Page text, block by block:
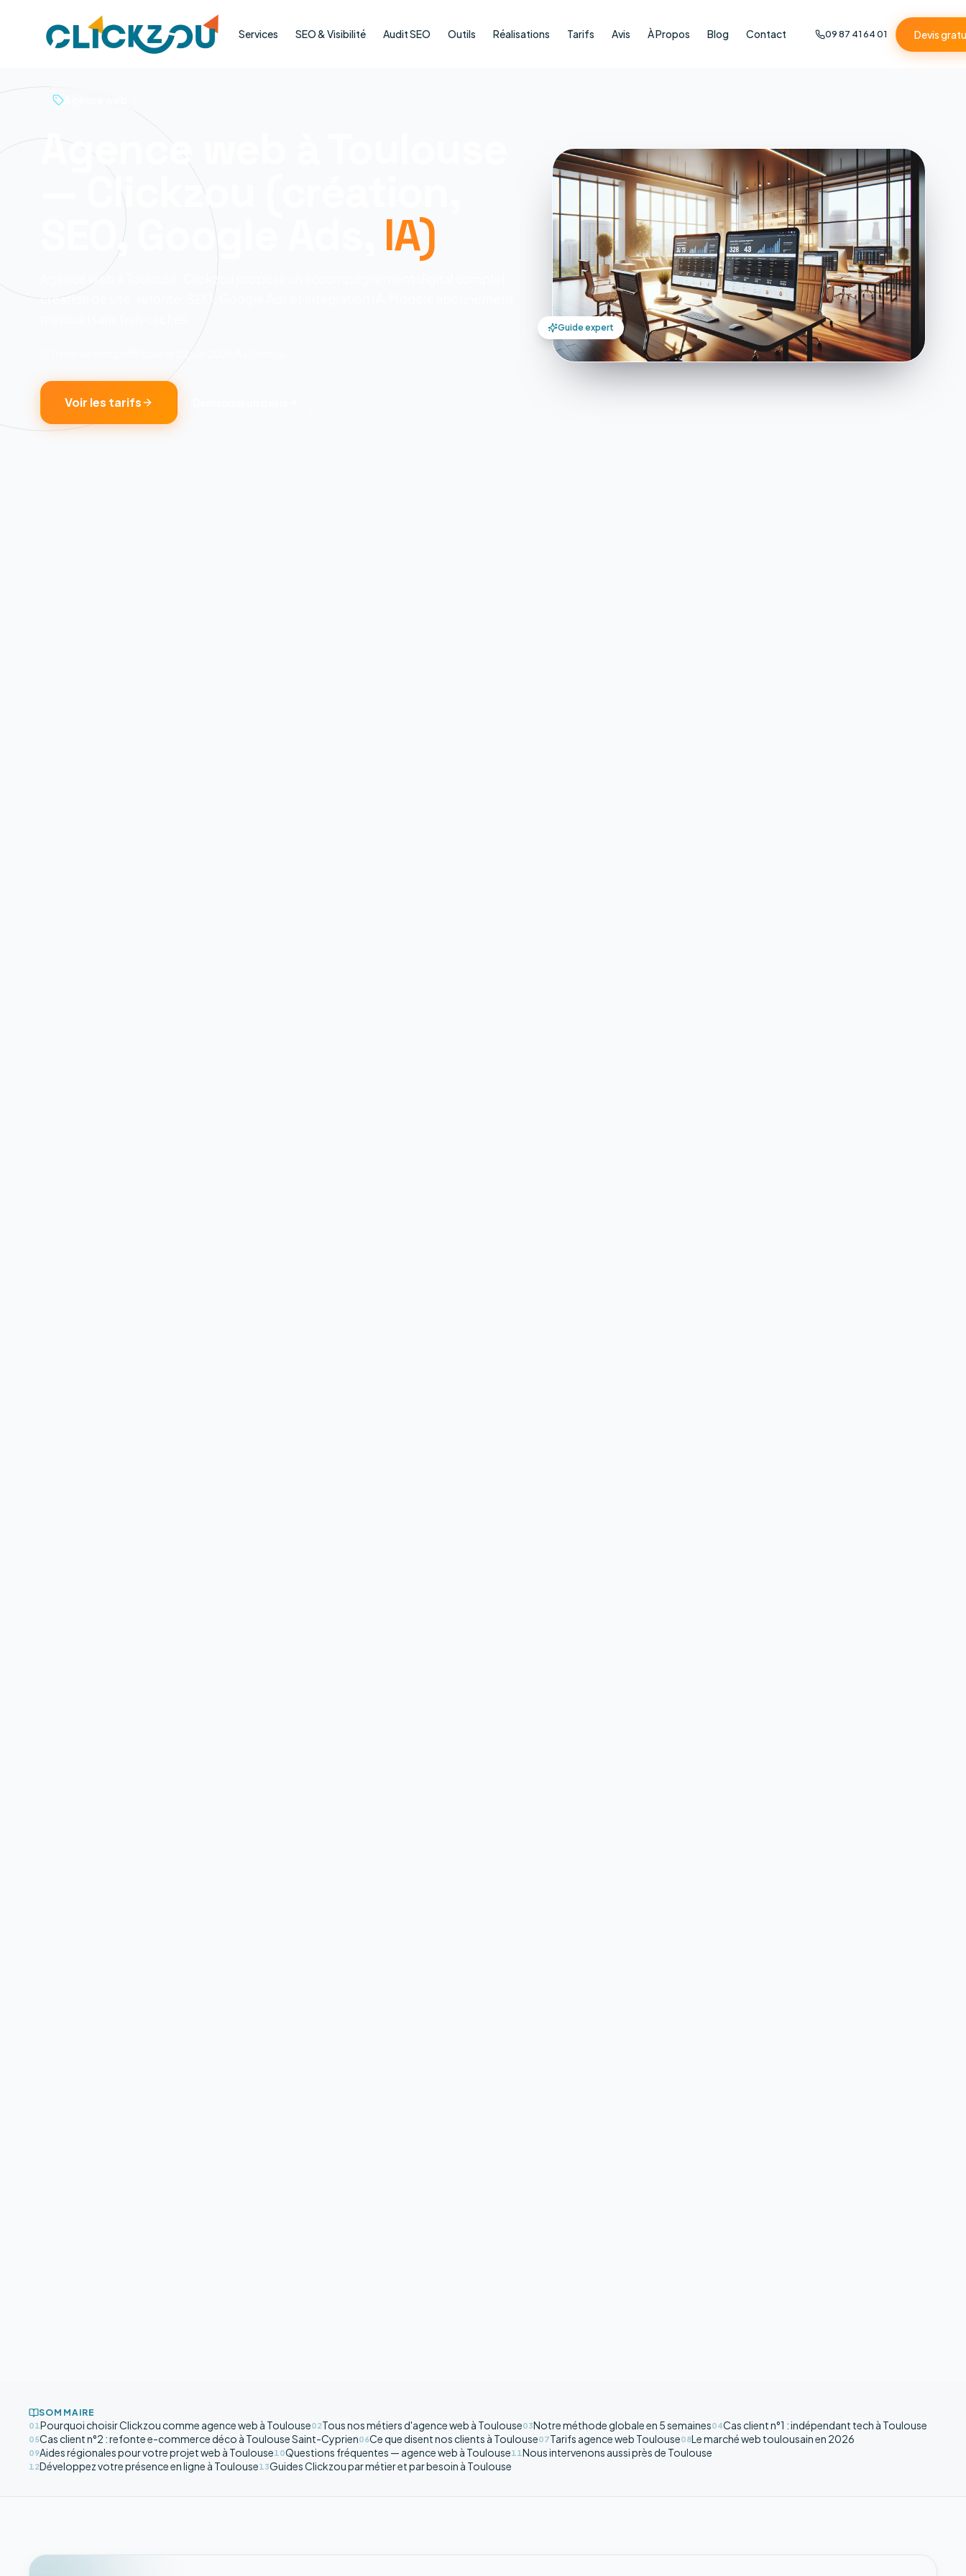
Services SEO & Visibilité Audit SEO Outils Réalisations Tarifs Avis À Propos Blog Contact 09 87 41 64 01 Devis
Agence web à Toulouse
— Clickzou (création,
SEO, Google Ads, IA)
Agence web à Toulouse, Clickzou propose un accompagnement digital complet :
création de site, refonte, SEO, Google Ads et intégration IA. Modèle abonnement
22 juin 2026
Voir les tarifs
Guide expert
SOMMAIRE
01Pourquoi choisir Clickzou comme agence web à Toulouse02Tous nos métiers d'agence web à Toulouse03Notre méthode globale en 5 semaines04Cas client n°1 : indépendant tech à Toulouse
05Cas client n°2 : refonte e-commerce déco à Toulouse Saint-Cyprien06Ce que disent nos clients à Toulouse07Tarifs agence web Toulouse08Le marché web toulousain en 2026
09Aides régionales pour votre projet web à Toulouse10Questions fréquentes — agence web à Toulouse11Nous intervenons aussi près de Toulouse
12Développez votre présence en ligne à Toulouse13Guides Clickzou par métier et par besoin à Toulouse